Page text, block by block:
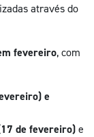
através do
fevereiro, com
e
de fevereiro)e